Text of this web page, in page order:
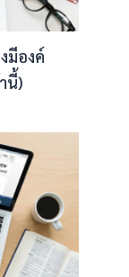
มีองค์
นี้)